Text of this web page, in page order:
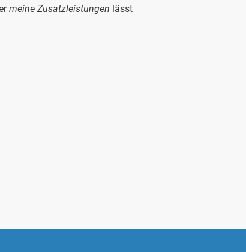
meine Zusatzleistungen lässt